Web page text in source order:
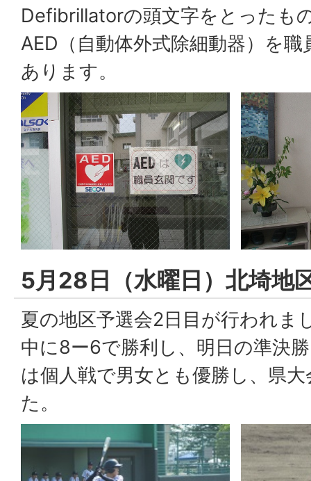
Defibrillatorの頭文字をとったも
AED（自動体外式除細動器）を
あります。
5月28日（水曜日）北埼地
夏の地区予選会2日目が行われま
中に8ー6で勝利し、明日の準決
は個人戦で男女とも優勝し、県
た。